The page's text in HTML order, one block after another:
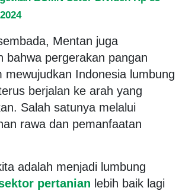
Mentan juga
bahwa pergerakan pangan
mewujudkan Indonesia lumbung
berjalan ke arah yang
Salah satunya melalui
rawa dan pemanfaatan
adalah menjadi lumbung
pertanian lebih baik lagi